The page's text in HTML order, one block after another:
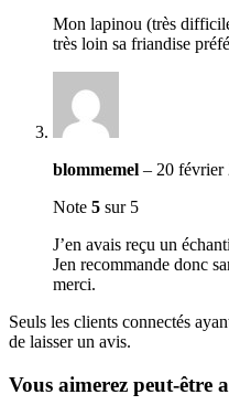
Mon lapinou (très
très loin sa friandise
blommemel – 20 février
Note 5 sur 5
J’en avais reçu un
Jen recommande donc
merci.
Seuls les clients connectés
de laisser un avis.
Vous aimerez peut-être